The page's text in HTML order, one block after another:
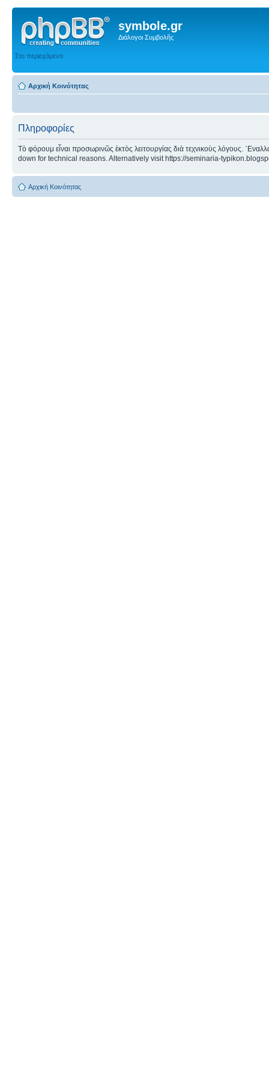
symbole.gr
Διάλογοι Συμβολῆς
Στο περιεχόμενο
Αρχική Κοινότητας
Πληροφορίες
Τὸ φόρουμ εἶναι προσωρινῶς ἐκτὸς λειτουργίας διὰ τεχνικοὺς λόγους.
down for technical reasons. Alternatively visit https://seminaria-
Αρχική Κοινότητας